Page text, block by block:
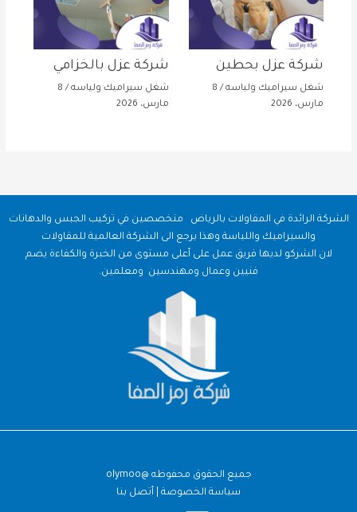
شركة عزل بحطين
شغل سيراميك ولياسه/
8
مارس، 2026
شركة عزل بالخزامي
شغل سيراميك ولياسه /
8
مارس، 2026
الشركة الرائدة في المقاولات بالرياض متخصصين في تركيب الجبس والدهانات
والسيراميك واللياسة وهذا يرجع الى الشركة العالمية للمقاولات
لان الشركو لديها فريق عمل على أعلى مستوى من الخبرة والكفاءة يضم
فنيين وعمال ومهندسين ومعلمين.
جميع الحقوق محفوظه @olymoo
سياسة الخصوصة | أتصل بنا